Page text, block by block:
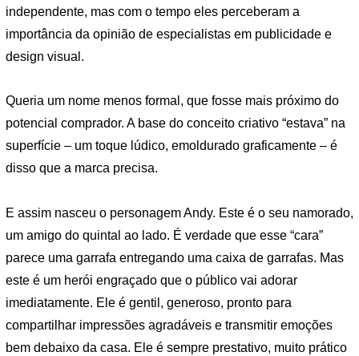
independente, mas com o tempo eles perceberam a
importância da opinião de especialistas em publicidade e
design visual.
Queria um nome menos formal, que fosse mais próximo do
potencial comprador. A base do conceito criativo “estava” na
superfície – um toque lúdico, emoldurado graficamente – é
disso que a marca precisa.
E assim nasceu o personagem Andy. Este é o seu namorado,
um amigo do quintal ao lado. É verdade que esse “cara”
parece uma garrafa entregando uma caixa de garrafas. Mas
este é um herói engraçado que o público vai adorar
imediatamente. Ele é gentil, generoso, pronto para
compartilhar impressões agradáveis ​​e transmitir emoções
bem debaixo da casa. Ele é sempre prestativo, muito prático